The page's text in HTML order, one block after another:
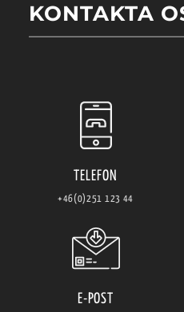
KONTAKTA
TELEFON
+46(0)251 123 44
E-POST